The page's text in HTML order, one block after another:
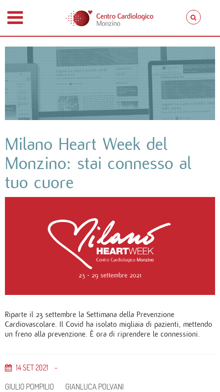
Milano Heart Week del
Monzino: stai connesso al
tuo cuore
Riparte il 23 settembre la Settimana della Prevenzione
Cardiovascolare. Il Covid ha isolato migliaia di pazienti, mettendo
un freno alla prevenzione. È ora di riprendere le connessioni.
14SET 2021
GIULIO POMPILIO GIANLUCA POLVANI